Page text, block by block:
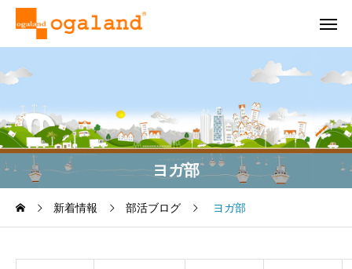
ヨガ部
新着情報 部活ブログ ヨガ部